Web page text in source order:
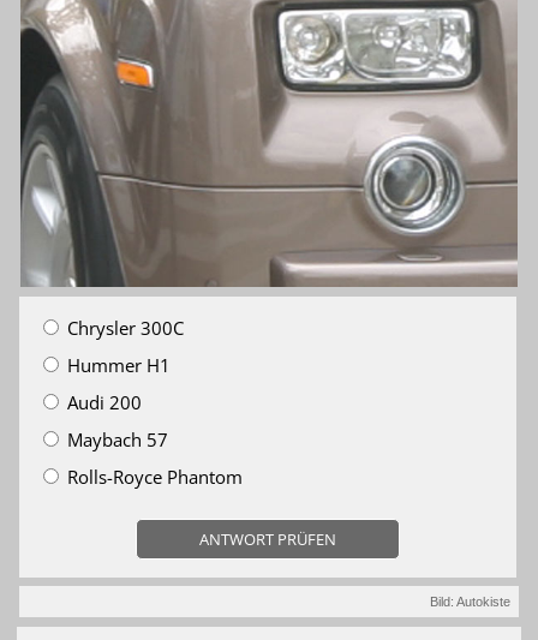
Chrysler 300C
Hummer H1
Audi 200
Maybach 57
Rolls-Royce Phantom
ANTWORT PRÜFEN
Bild: Autokiste